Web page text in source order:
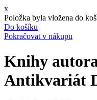
x
Položka byla vložena do
Do košíku
Pokračovat v nákupu
Knihy
Antikvariát